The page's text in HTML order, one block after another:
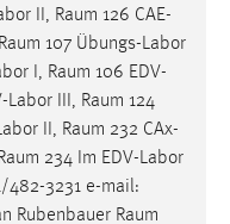
II, Raum 126 CAE-
Raum 107 Übungs-Labor
I, Raum 106 EDV-
Labor III, Raum 124
II, Raum 232 CAx-
Raum 234 Im EDV-Labor
482-3231 e-mail:
Rubenbauer Raum